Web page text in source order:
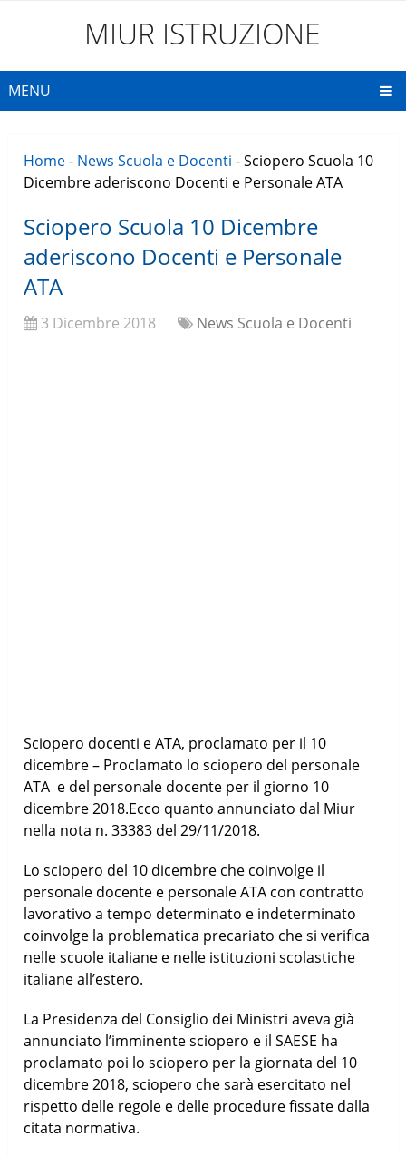
MIUR ISTRUZIONE
MENU
Home- News Scuola e Docenti -Sciopero Scuola 10
Dicembre aderiscono Docenti e Personale ATA
Sciopero Scuola 10 Dicembre
aderiscono Docenti e Personale
ATA
3 Dicembre 2018 News Scuola e Docenti
Sciopero docenti e ATA, proclamato per il 10
dicembre – Proclamato lo sciopero del personale
ATA e del personale docente per il giorno 10
dicembre 2018.Ecco quanto annunciato dal Miur
nella nota n. 33383 del 29/11/2018.
Lo sciopero del 10 dicembre che coinvolge il
personale docente e personale ATA con contratto
lavorativo a tempo determinato e indeterminato
coinvolge la problematica precariato che si verifica
nelle scuole italiane e nelle istituzioni scolastiche
italiane all’estero.
La Presidenza del Consiglio dei Ministri aveva già
annunciato l’imminente sciopero e il SAESE ha
proclamato poi lo sciopero per la giornata del 10
dicembre 2018, sciopero che sarà esercitato nel
rispetto delle regole e delle procedure fissate dalla
citata normativa.